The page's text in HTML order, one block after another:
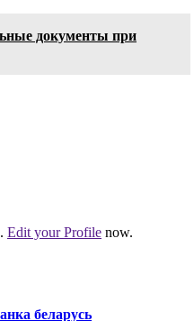
документы при
Edit your Profile now.
беларусь